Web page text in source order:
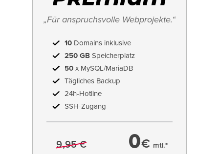
„Für anspruchsvolle Webprojekte.“
10 Domains inklusive
250 GB Speicherplatz
50 x MySQL/MariaDB
Tägliches Backup
24h-Hotline
SSH-Zugang
9,95 € 0€ mtl.*